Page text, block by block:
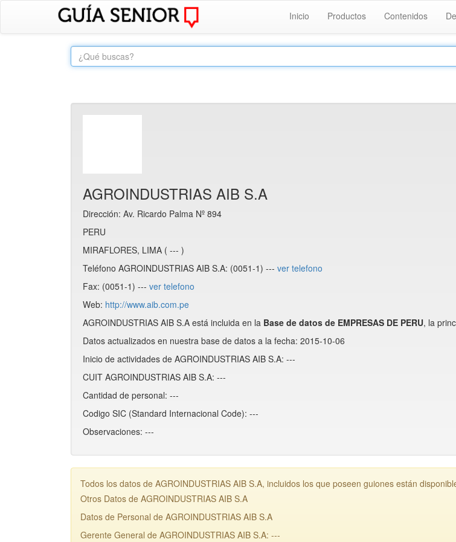
Inicio Productos Contenidos
AGROINDUSTRIAS AIB S.A
Dirección: Av. Ricardo Palma Nº 894
PERU
MIRAFLORES, LIMA ( --- )
Teléfono AGROINDUSTRIAS AIB S.A: (0051-1) --- ver telefono
Fax: (0051-1) --- ver telefono
Web: http://www.aib.com.pe
AGROINDUSTRIAS AIB S.A está incluida en la Base de datos de EMPRESAS DE PERU, la
Datos actualizados en nuestra base de datos a la fecha: 2015-10-06
Inicio de actividades de AGROINDUSTRIAS AIB S.A: ---
CUIT AGROINDUSTRIAS AIB S.A: ---
Cantidad de personal: ---
Codigo SIC (Standard Internacional Code): ---
Observaciones: ---
Todos los datos de AGROINDUSTRIAS AIB S.A, incluidos los que poseen guiones están
Otros Datos de AGROINDUSTRIAS AIB S.A
Datos de Personal de AGROINDUSTRIAS AIB S.A
Gerente General de AGROINDUSTRIAS AIB S.A: ---